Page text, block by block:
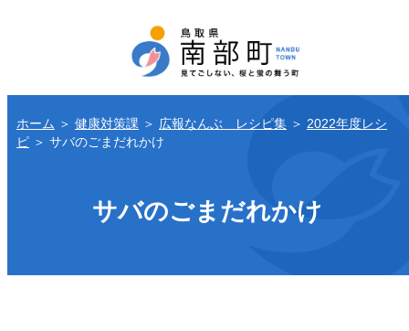
ホーム ＞ 健康対策課 ＞ 広報なんぶ レシピ集 ＞ 2022年度レシ
ピ ＞ サバのごまだれかけ
サバのごまだれかけ